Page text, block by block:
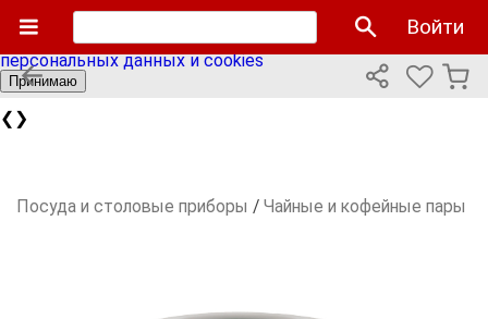
Мы используем cookies файлы для улучшения работы
сайта и персонализации. Продолжая пользоваться сайтом
вы соглашаетесь с нашейполитикой использования
персональных данных и cookies
Принимаю
❮ ❯
Войти
Посуда и столовые приборы / Чайные и кофейные пары